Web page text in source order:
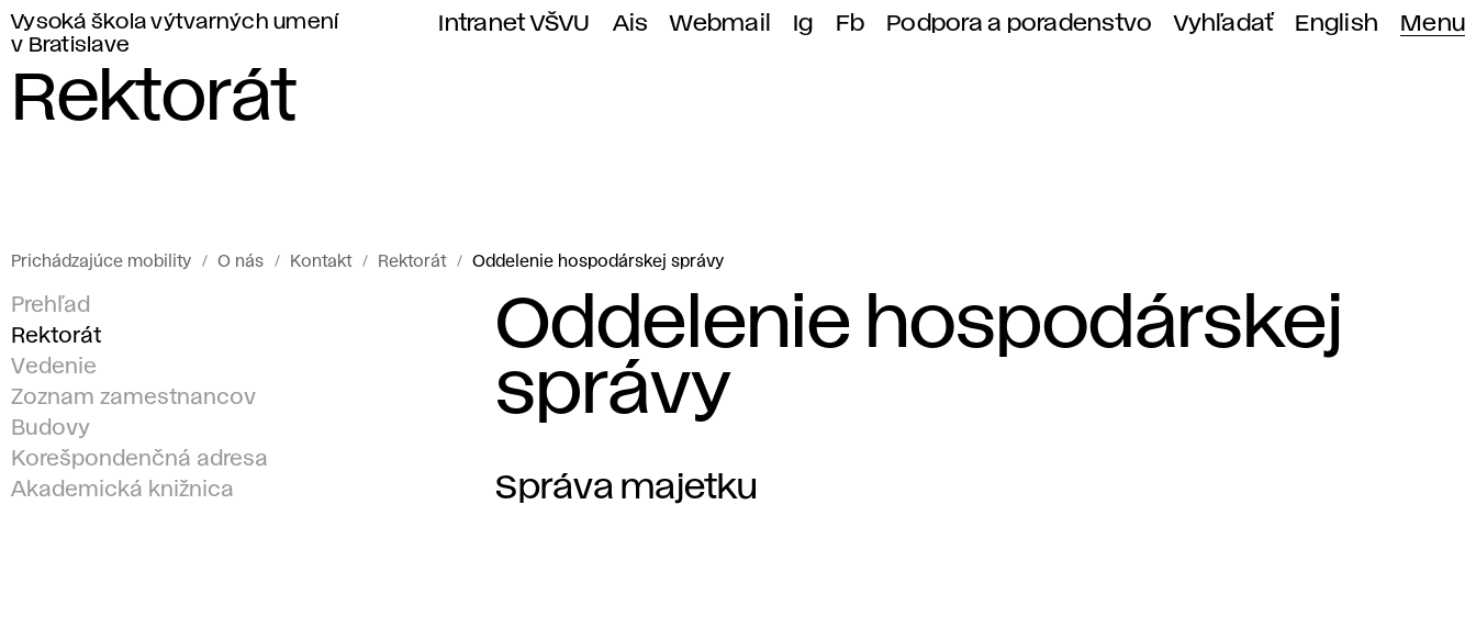
Vysoká škola výtvarných umení
v Bratislave
Intranet VŠVU Ais Webmail Ig Fb Podpora a poradenstvo Vyhľadať English Menu
Rektorát
Prichádzajúce mobility O nás Kontakt Rektorát Oddelenie hospodárskej správy
Prehľad
Rektorát
Vedenie
Zoznam zamestnancov
Budovy
Korešpondenčná adresa
Akademická knižnica
Oddelenie hospodárskej
správy
Správa majetku